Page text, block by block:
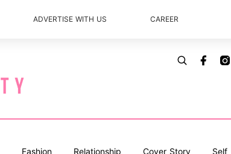
ADVERTISE WITH US CAREER
Fashion Relationship Cover Story Self